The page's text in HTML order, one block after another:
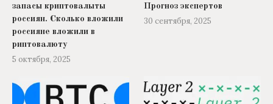
запасы криптовалыты
россиян. Сколько вложили
россияне вложили в
риптовалюту
5 октября, 2025
Прогноз экспертов
30 сентября, 2025